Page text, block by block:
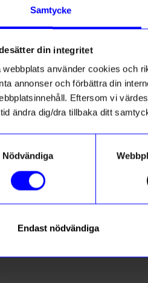
Samtycke
din integritet
webbplats använder cookies och
annonser och förbättra din
Eftersom vi
ändra dig/dra tillbaka ditt
Nödvändiga
Endast nödvändiga
Outlet
Vägglampa Bumling Mini
4 602,50kr